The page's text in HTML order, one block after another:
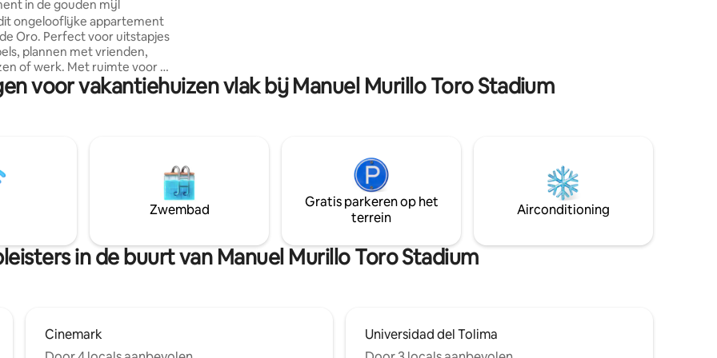
in de gouden mijl
ongelooflijke appartement
de Oro. Perfect voor uitstapjes
plannen met vrienden,
of werk. Met ruimte voor 6
een uitzicht dat je sprakeloos
ontwerp, een keuken klaar
en een verhuurder van een
die je verblijf episch zal
academisch belang.
voor vakantiehuizen vlak bij Manuel Murillo Toro Stadium
Zwembad
Gratis parkeren op het
terrein
Airconditioning
in de buurt van Manuel Murillo Toro Stadium
Cinemark
Universidad del Tolima